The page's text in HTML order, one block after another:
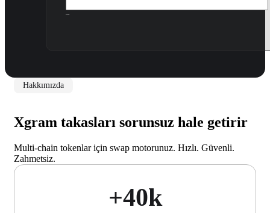
~
Hakkımızda
Xgram takasları sorunsuz hale getirir
Multi-chain tokenlar için swap motorunuz. Hızlı. Güvenli.
Zahmetsiz.
+40k